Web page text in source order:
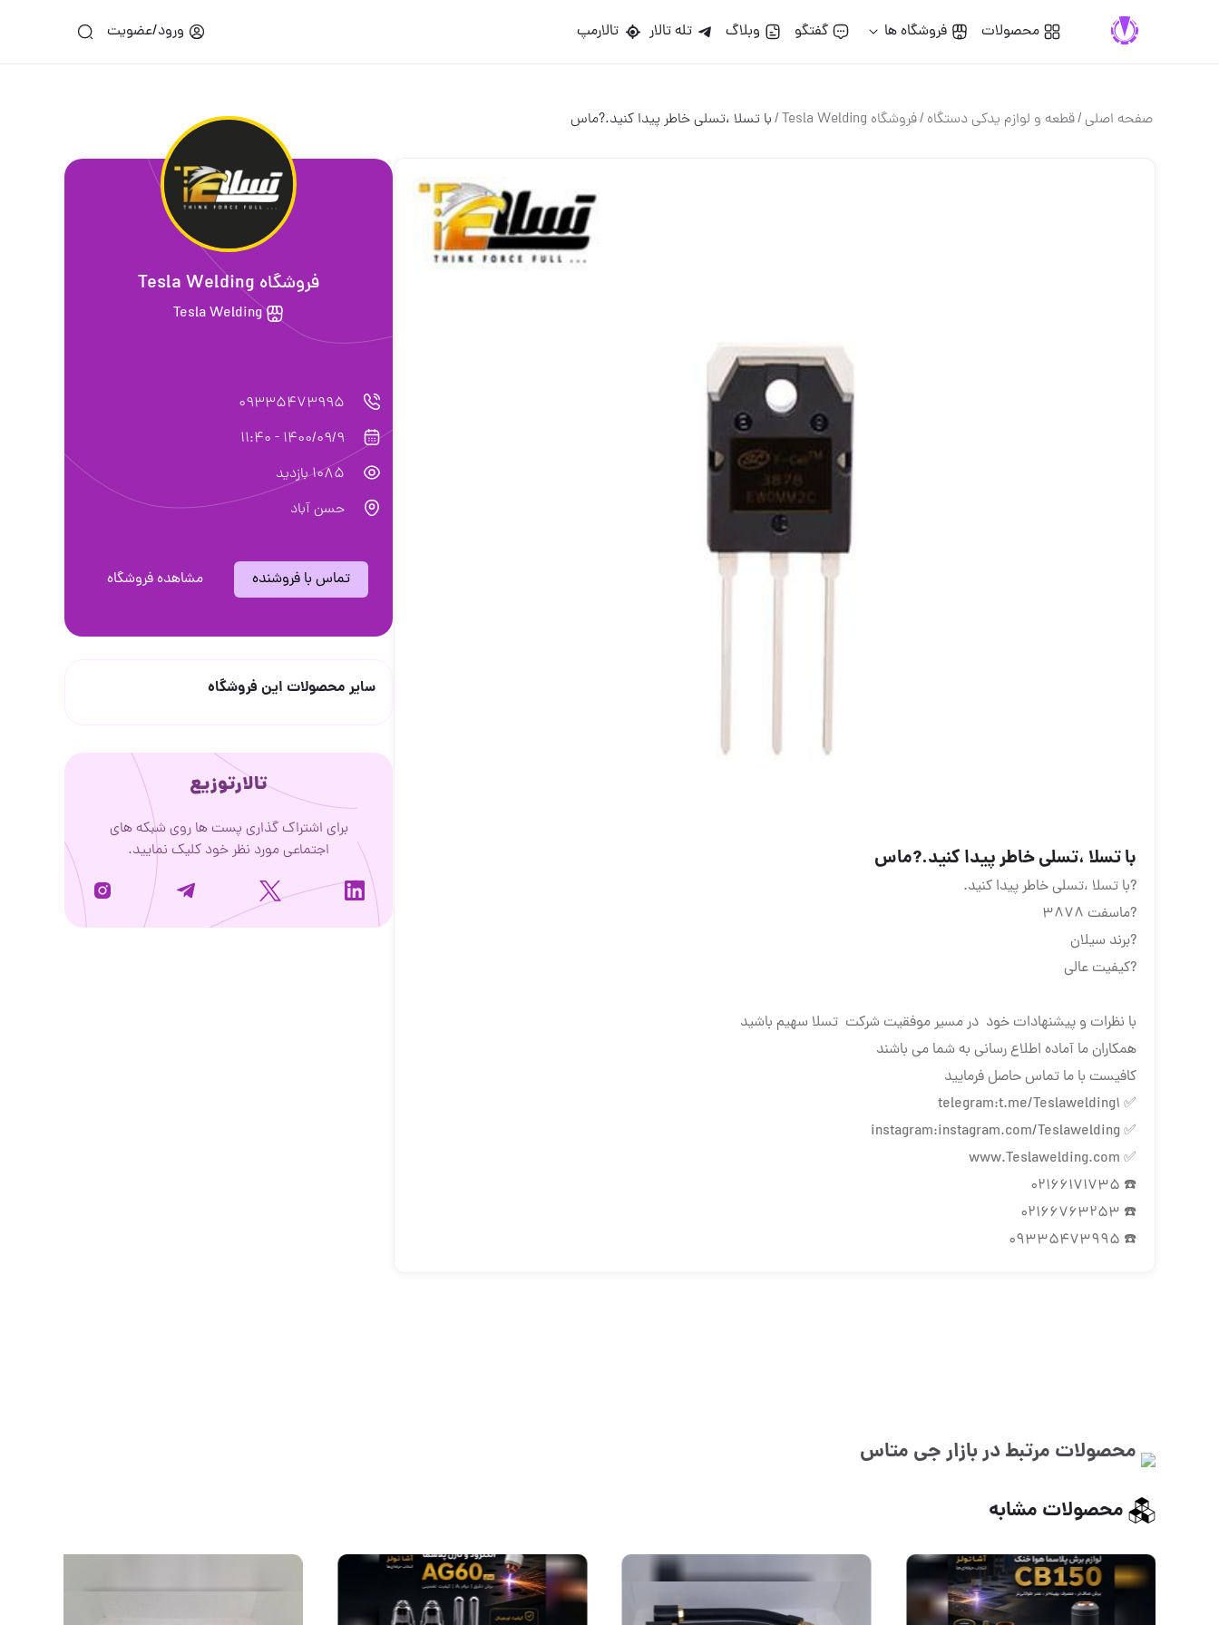
محصولات فروشگاه ها گفتگو وبلاگ تله تالار تالارمپ ورود/عضویت
صفحه اصلی/قطعه و لوازم یدکی دستگاه/فروشگاه Tesla Welding /با تسلا ،تسلی خاطر پیدا کنید.?ماس
با تسلا ،تسلی خاطر پیدا کنید.?ماس
?با تسلا ،تسلی خاطر پیدا کنید.
?ماسفت 3878
?برند سیلان
?کیفیت عالی
با نظرات و پیشنهادات خود در مسیر موفقیت شرکت تسلا سهیم باشید
همکاران ما آماده اطلاع رسانی به شما می باشند
کافیست با ما تماس حاصل فرمایید
✅ telegram:t.me/Teslawelding1
✅ instagram:instagram.com/Teslawelding
✅ www.Teslawelding.com
☎️ 02166171735
☎️ 02166763253
☎️ 09335473995
فروشگاه Tesla Welding
Tesla Welding
09335473995
1400/09/9 - 11:40
1085 بازدید
حسن آباد
تماس با فروشنده مشاهده فروشگاه
سایر محصولات این فروشگاه
تالارتوزیع
برای اشتراک گذاری پست ها روی شبکه های
اجتماعی مورد نظر خود کلیک نمایید.
محصولات مرتبط در بازارجی متاس
محصولات مشابه